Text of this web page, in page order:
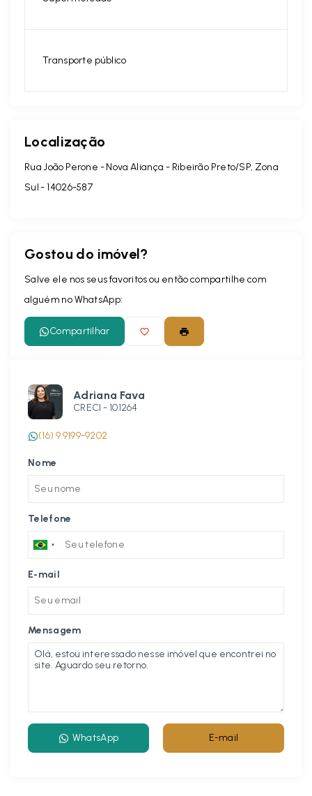
Transporte público
Localização
Rua João Perone - Nova Aliança - Ribeirão Preto/SP, Zona
Sul - 14026-587
Gostou do imóvel?
Salve ele nos seus favoritos ou então compartilhe com
alguém no WhatsApp:
Compartilhar
Adriana Fava
CRECI - 101264
(16) 9 9199-9202
Nome
Telefone
E-mail
Mensagem
WhatsApp E-mail